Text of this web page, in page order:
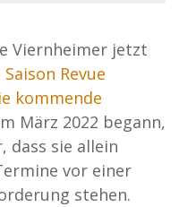
Viernheimer jetzt
Revue
kommende
März 2022 begann,
dass sie allein
vor einer
stehen.